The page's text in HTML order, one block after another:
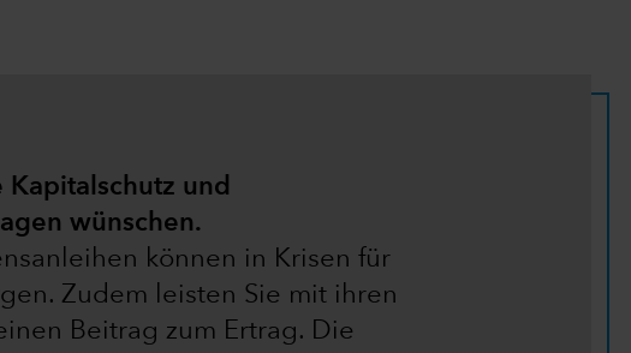
Kapitalschutz und
wünschen.
können in Krisen für
Zudem leisten Sie mit ihren
Beitrag zum Ertrag. Die